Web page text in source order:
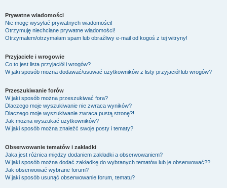
Prywatne wiadomości
Nie mogę wysyłać prywatnych wiadomości!
Otrzymuję niechciane prywatne wiadomości!
Otrzymałem/otrzymałam spam lub obraźliwy e-mail od kogoś z tej witryny!
Przyjaciele i wrogowie
Co to jest lista przyjaciół i wrogów?
W jaki sposób można dodawać/usuwać użytkowników z listy przyjaciół lub wrogów?
Przeszukiwanie forów
W jaki sposób można przeszukiwać fora?
Dlaczego moje wyszukiwanie nie zwraca wyników?
Dlaczego moje wyszukiwanie zwraca pustą stronę?!
Jak można wyszukać użytkowników?
W jaki sposób można znaleźć swoje posty i tematy?
Obserwowanie tematów i zakładki
Jaka jest różnica między dodaniem zakładki a obserwowaniem?
W jaki sposób można dodać zakładkę do wybranych tematów lub je obserwować??
Jak obserwować wybrane forum?
W jaki sposób usunąć obserwowanie forum, tematu?